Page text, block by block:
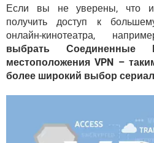
Если вы не уверены, что
получить доступ к
онлайн-кинотеатра,
выбрать
местоположения VPN –
более широкий выбор